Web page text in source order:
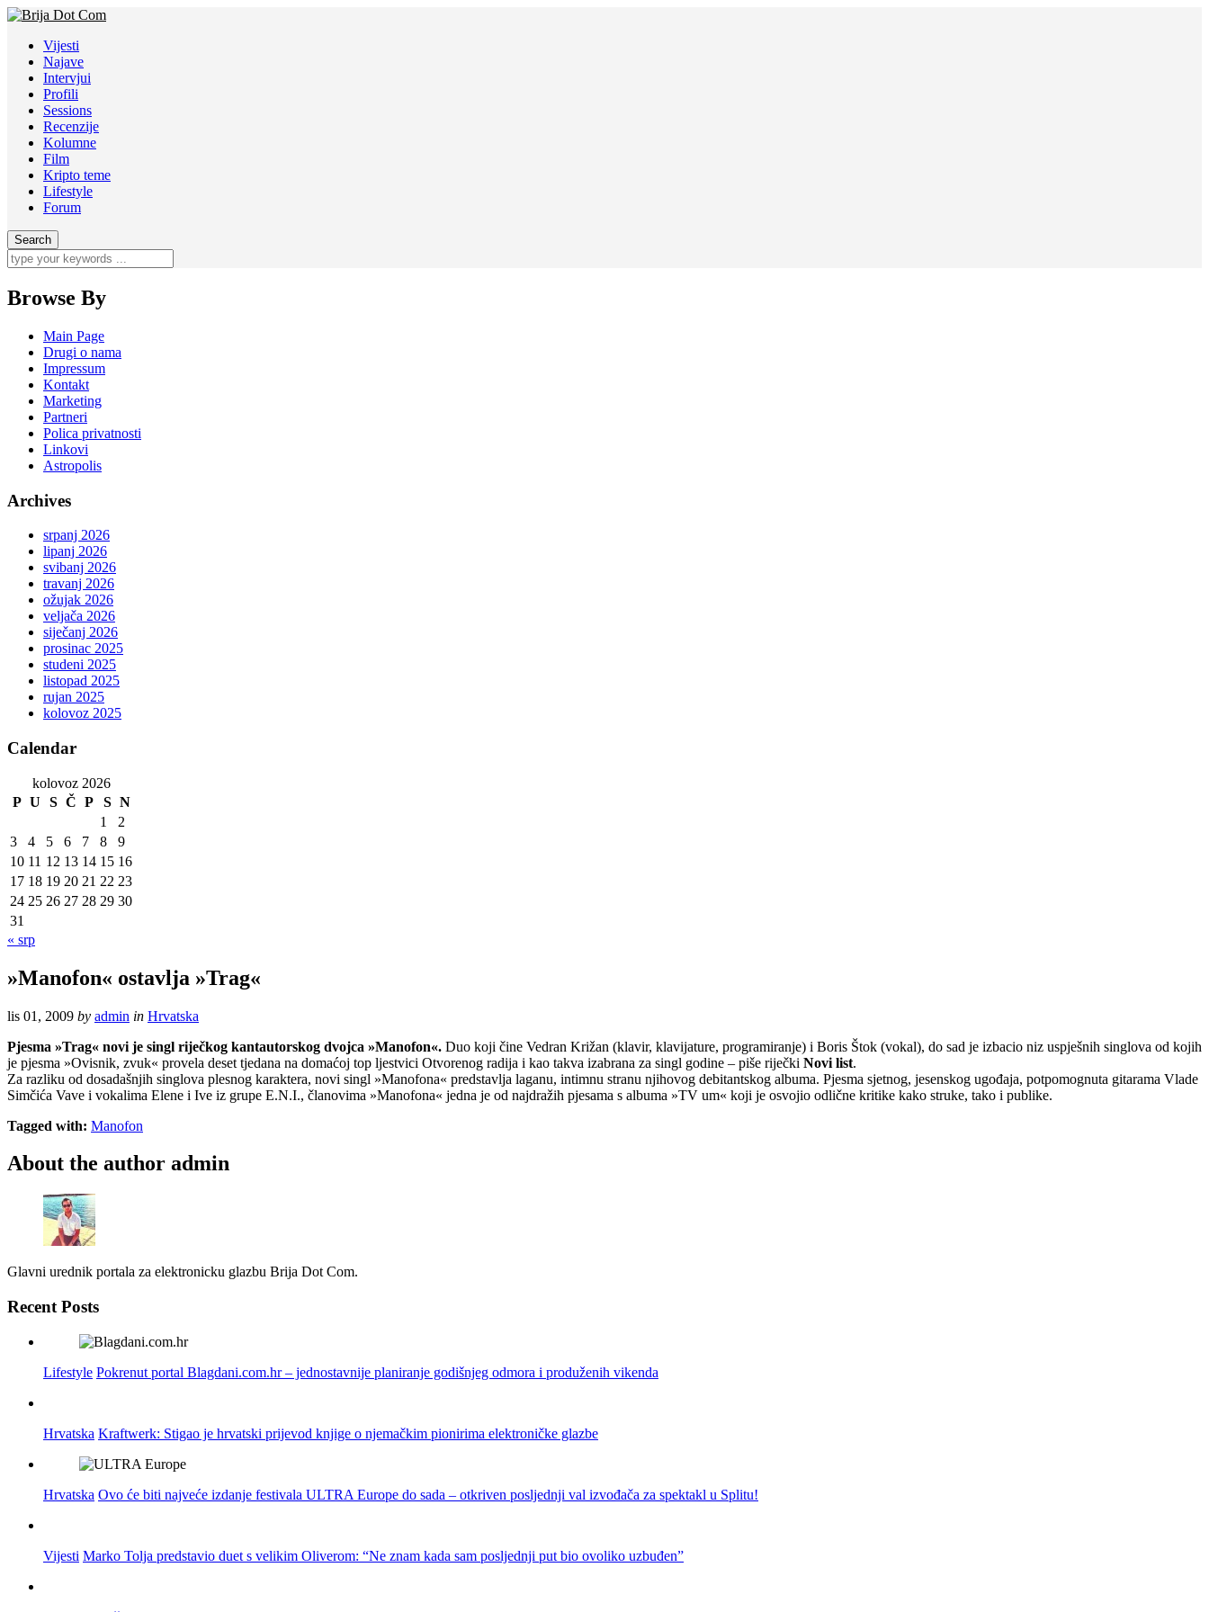
Vijesti
Najave
Intervjui
Profili
Sessions
Recenzije
Kolumne
Film
Kripto teme
Lifestyle
Forum
Browse By
Main Page
Drugi o nama
Impressum
Kontakt
Marketing
Partneri
Polica privatnosti
Linkovi
Astropolis
Archives
srpanj 2026
lipanj 2026
svibanj 2026
travanj 2026
ožujak 2026
veljača 2026
siječanj 2026
prosinac 2025
studeni 2025
listopad 2025
rujan 2025
kolovoz 2025
Calendar
kolovoz 2026
P U S Č P S N
1
2
3
4 5 6 7 8
9
10 11 12 13 14 15 16
17 18 19 20 21 22 23
24 25 26 27 28 29 30
31
« srp
»Manofon« ostavlja »Trag«
lis 01, 2009 by admin in Hrvatska
Pjesma »Trag« novi je singl riječkog kantautorskog dvojca »Manofon«. Duo koji čine Vedran Križan (klavir, klavijature, programiranje) i Boris Štok (vokal), do sad je izbacio niz uspješnih singlova od kojih
je pjesma »Ovisnik, zvuk« provela deset tjedana na domaćoj top ljestvici Otvorenog radija i kao takva izabrana za singl godine – piše riječki Novi list.
Za razliku od dosadašnjih singlova plesnog karaktera, novi singl »Manofona« predstavlja laganu, intimnu stranu njihovog debitantskog albuma. Pjesma sjetnog, jesenskog ugođaja, potpomognuta gitarama Vlade
Simčića Vave i vokalima Elene i Ive iz grupe E.N.I., članovima »Manofona« jedna je od najdražih pjesama s albuma »TV um« koji je osvojio odlične kritike kako struke, tako i publike.
Tagged with: Manofon
About the author admin
Glavni urednik portala za elektronicku glazbu Brija Dot Com.
Recent Posts
Lifestyle Pokrenut portal Blagdani.com.hr – jednostavnije planiranje godišnjeg odmora i produženih vikenda
Hrvatska Kraftwerk: Stigao je hrvatski prijevod knjige o njemačkim pionirima elektroničke glazbe
Hrvatska Ovo će biti najveće izdanje festivala ULTRA Europe do sada – otkriven posljednji val izvođača za spektakl u Splitu!
Vijesti Marko Tolja predstavio duet s velikim Oliverom: “Ne znam kada sam posljednji put bio ovoliko uzbuđen”